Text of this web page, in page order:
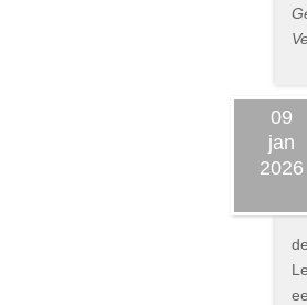
09
jan
2026